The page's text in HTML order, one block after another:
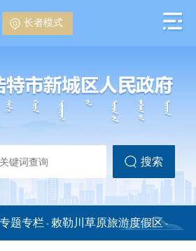
长者模式
搜索
政务公开
专题专栏- 敕勒川草原旅游度假区-